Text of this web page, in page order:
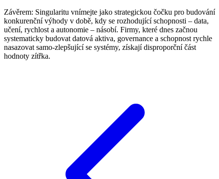
Závěrem: Singularitu vnímejte jako strategickou čočku pro budování
konkurenční výhody v době, kdy se rozhodující schopnosti – data,
učení, rychlost a autonomie – násobí. Firmy, které dnes začnou
systematicky budovat datová aktiva, governance a schopnost rychle
nasazovat samo‑zlepšující se systémy, získají disproporční část
hodnoty zítřka.